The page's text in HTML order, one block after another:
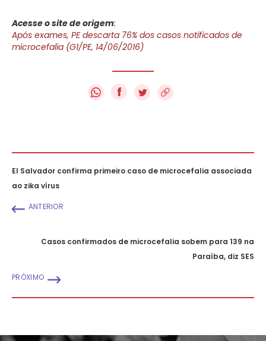
Acesse o site de origem:
Após exames, PE descarta 76% dos casos notificados de
microcefalia (G1/PE, 14/06/2016)
f
El Salvador confirma primeiro caso de microcefalia associada
ao zika vírus
ANTERIOR
Casos confirmados de microcefalia sobem para 139 na
Paraíba, diz SES
PRÓXIMO